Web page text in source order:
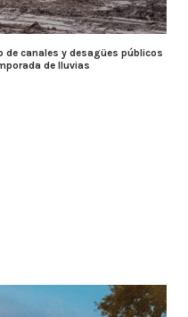
de canales y desagües públicos
de lluvias